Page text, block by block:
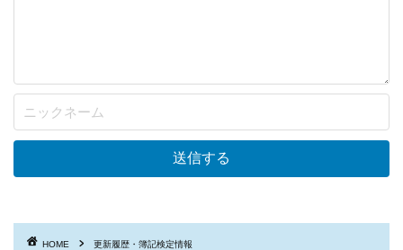
HOME
更新履歴・簿記検定情報